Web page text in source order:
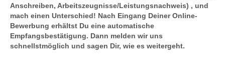
Anschreiben, Arbeitszeugnisse/Leistungsnachweis) , und
mach einen Unterschied! Nach Eingang Deiner Online-
Bewerbung erhältst Du eine automatische
Empfangsbestätigung. Dann melden wir uns
schnellstmöglich und sagen Dir, wie es weitergeht.